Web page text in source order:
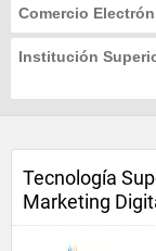
Comercio
Institución
Tecnología
Marketing